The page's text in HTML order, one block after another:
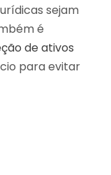
sejam
é
de ativos
para evitar